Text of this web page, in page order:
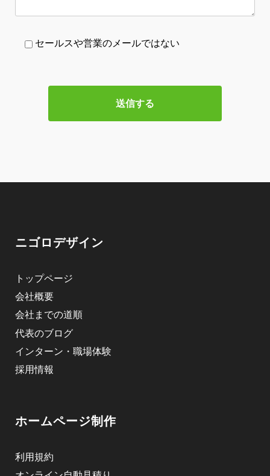
セールスや営業のメールではない
ニゴロデザイン
トップページ
会社概要
会社までの道順
代表のブログ
インターン・職場体験
採用情報
ホームページ制作
利用規約